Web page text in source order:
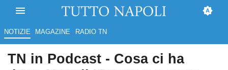
NOTIZIE MAGAZINE RADIO TN
TN in Podcast - Cosa ci ha